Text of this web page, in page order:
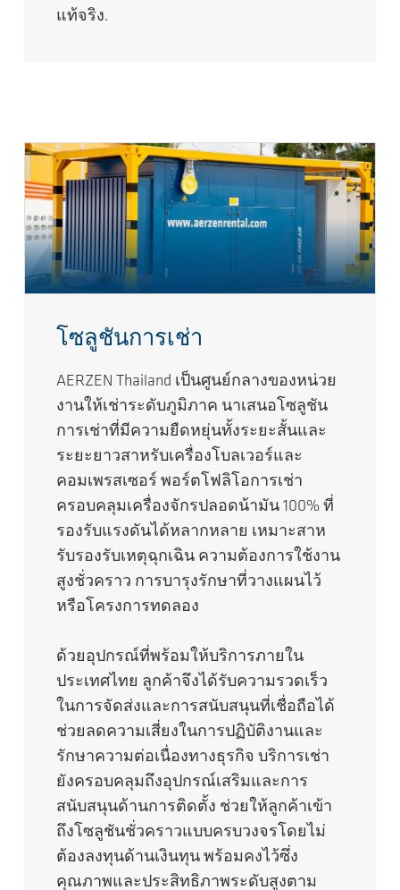
แท้จริง.
โซลูชันการเช่า
AERZEN Thailand เป็นศูนย์กลางของหน่วย
งานให้เช่าระดับภูมิภาค นาเสนอโซลูชัน
การเช่าที่มีความยืดหยุ่นทั้งระยะสั้นและ
ระยะยาวสาหรับเครื่องโบลเวอร์และ
คอมเพรสเซอร์ พอร์ตโฟลิโอการเช่า
ครอบคลุมเครื่องจักรปลอดน้ามัน 100% ที่
รองรับแรงดันได้หลากหลาย เหมาะสาห
รับรองรับเหตุฉุกเฉิน ความต้องการใช้งาน
สูงชั่วคราว การบารุงรักษาที่วางแผนไว้
หรือโครงการทดลอง
ด้วยอุปกรณ์ที่พร้อมให้บริการภายใน
ประเทศไทย ลูกค้าจึงได้รับความรวดเร็ว
ในการจัดส่งและการสนับสนุนที่เชื่อถือได้
ช่วยลดความเสี่ยงในการปฏิบัติงานและ
รักษาความต่อเนื่องทางธุรกิจ บริการเช่า
ยังครอบคลุมถึงอุปกรณ์เสริมและการ
สนับสนุนด้านการติดตั้ง ช่วยให้ลูกค้าเข้า
ถึงโซลูชันชั่วคราวแบบครบวงจรโดยไม่
ต้องลงทุนด้านเงินทุน พร้อมคงไว้ซึ่ง
คุณภาพและประสิทธิภาพระดับสูงตาม